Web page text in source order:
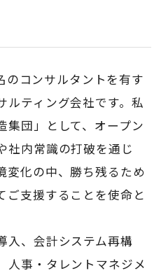
のコンサルタントを有す
ルティング会社です。私
集団」として、オープン
社内常識の打破を通じ
変化の中、勝ち残るため
ご支援することを使命と
入、会計システム再構
人事・タレントマネジメ